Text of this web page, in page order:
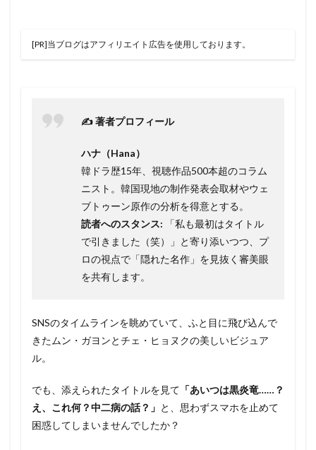
[PR]当ブログはアフィリエイト広告を使用しております。
✍️ 著者プロフィール
ハナ（Hana）
韓ドラ歴15年、視聴作品500本超のコラム
ニスト。韓国現地の制作発表会取材やウェ
ブトゥーン原作の分析を得意とする。
読者へのスタンス: 「私も最初はタイトル
で引きました（笑）」と寄り添いつつ、プ
ロの視点で「隠れた名作」を見抜く審美眼
を共有します。
SNSのタイムラインを眺めていて、ふと目に飛び込んで
きたムン・ガヨンとチェ・ヒョヌクの美しいビジュア
ル。
でも、添えられたタイトルを見て 「あいつは黒炎竜……？
え、これ何？中二病の話？」 と、思わずスマホを止めて
困惑してしまいませんでしたか？